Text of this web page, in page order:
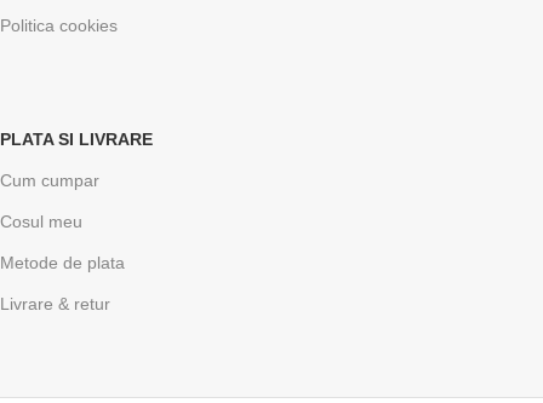
Politica cookies
PLATA SI LIVRARE
Cum cumpar
Cosul meu
Metode de plata
Livrare & retur